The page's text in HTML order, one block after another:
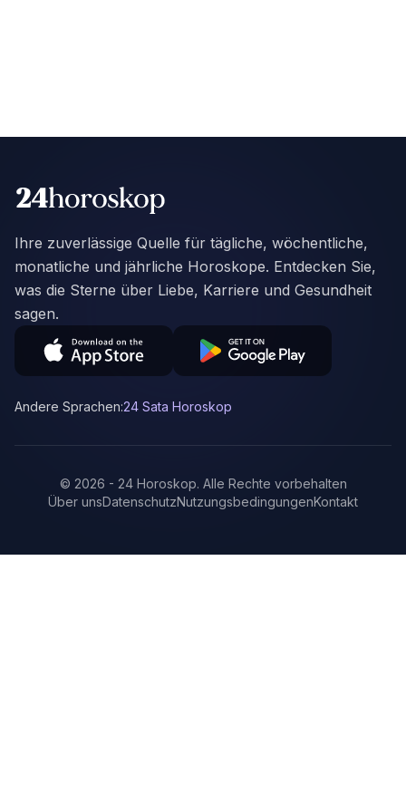
Ihre zuverlässige Quelle für tägliche, wöchentliche,
monatliche und jährliche Horoskope. Entdecken Sie,
was die Sterne über Liebe, Karriere und Gesundheit
sagen.
Andere Sprachen:24 Sata Horoskop
© 2026 - 24 Horoskop. Alle Rechte vorbehalten
Über unsDatenschutzNutzungsbedingungenKontakt